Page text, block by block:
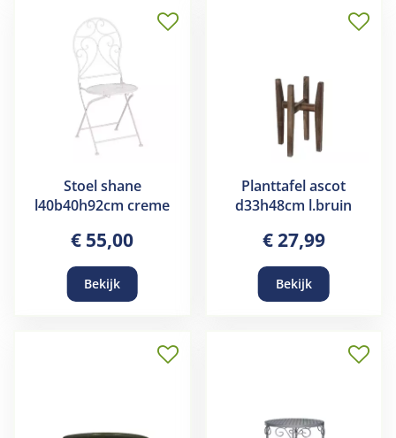
Stoel shane
l40b40h92cm creme
€ 55,00
Bekijk
Planttafel ascot
d33h48cm l.bruin
€27,99
Bekijk